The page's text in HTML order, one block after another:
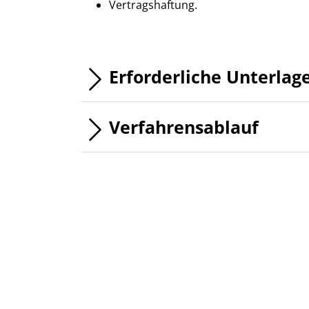
Vertragshaftung.
Erforderliche
Verfahrensablauf